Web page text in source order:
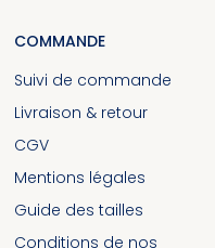
COMMANDE
Suivi de commande
Livraison & retour
CGV
Mentions légales
Guide des tailles
Conditions de nos